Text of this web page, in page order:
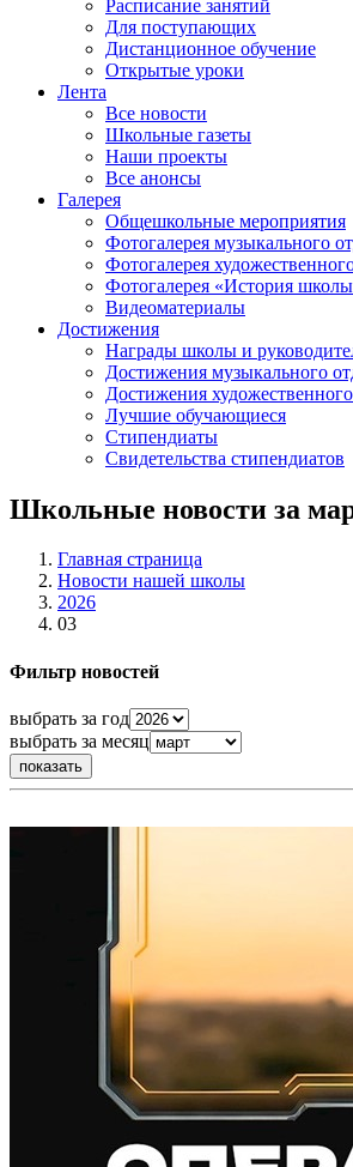
Расписание занятий
Для поступающих
Дистанционное обучение
Открытые уроки
Лента
Все новости
Школьные газеты
Наши проекты
Все анонсы
Галерея
Общешкольные мероприятия
Фотогалерея музыкального
Фотогалерея
Фотогалерея «История
Видеоматериалы
Достижения
Награды школы и
Достижения музыкального
Достижения
Лучшие обучающиеся
Стипендиаты
Свидетельства стипендиатов
Школьные новости за
Главная страница
Новости нашей школы
2026
03
Фильтр новостей
выбрать за год
выбрать за месяц